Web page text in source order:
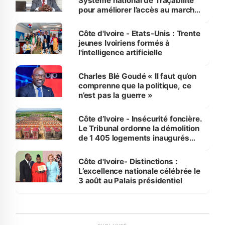
pour améliorer l’accès au marché
Côte d'Ivoire - Etats-Unis : Trente
jeunes Ivoiriens formés à
l'intelligence artificielle
Charles Blé Goudé « Il faut qu’on
comprenne que la politique, ce
n’est pas la guerre »
Côte d’Ivoire - Insécurité foncière.
Le Tribunal ordonne la démolition
de 1 405 logements inaugurés
Bassam
Côte d'Ivoire- Distinctions :
L’excellence nationale célébrée le
3 août au Palais présidentiel